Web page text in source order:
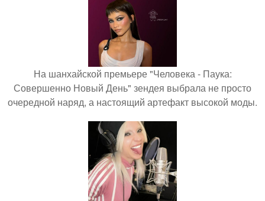
На шанхайской премьере "Человека - Паука:
Совершенно Новый День" зендея выбрала не просто
очередной наряд, а настоящий артефакт высокой моды.